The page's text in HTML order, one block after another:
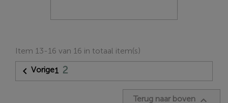
Item 13-16 van 16 in totaal item(s)
 Vorige1 2
Terug naar boven 